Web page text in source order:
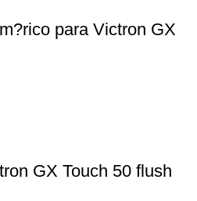
para Victron GX
GX Touch 50 flush